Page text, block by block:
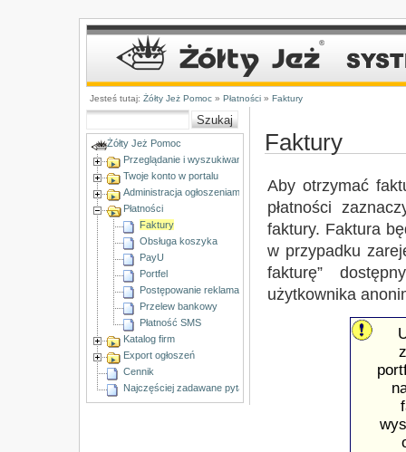
Jesteś tutaj: Żółty Jeż Pomoc» Płatności» Faktury
Żółty Jeż Pomoc
Przeglądanie i wyszukiwanie ogłoszeń
Twoje konto w portalu
Administracja ogłoszeniami
Płatności
Faktury
Obsługa koszyka
PayU
Portfel
Postępowanie reklamacyjne
Przelew bankowy
Płatność SMS
Katalog firm
Export ogłoszeń
Cennik
Najczęściej zadawane pytania
Faktury
Aby otrzymać
płatności
faktury. Faktura
w przypadku
fakturę”
użytkownika